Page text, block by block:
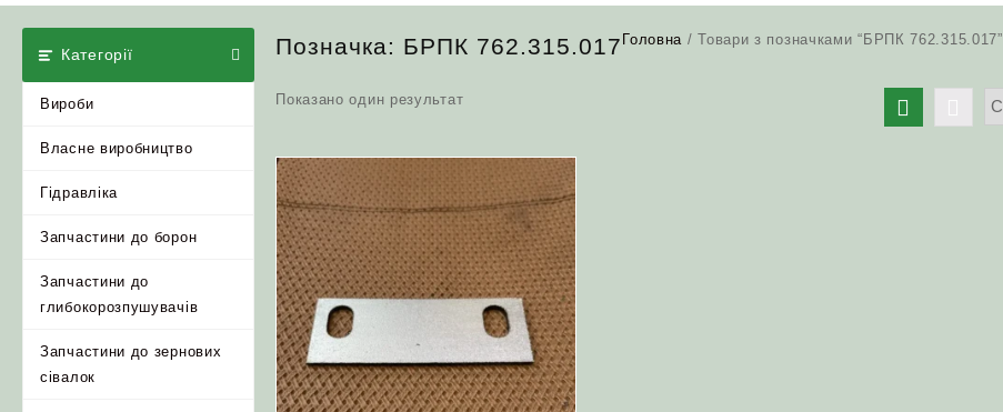
Категорії
Вироби
Власне виробництво
Гідравліка
Запчастини до борон
Запчастини до
глибокорозпушувачів
Запчастини до зернових
сівалок
Позначка: БРПК 762.315.017 Головна / Товари з позначками “БРПК 762.315.017”
Показано один результат